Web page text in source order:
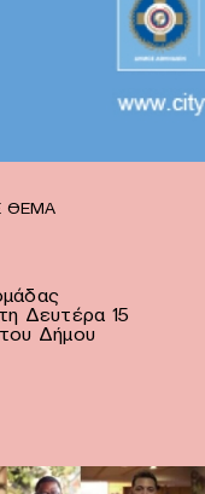
ΘΈΜΑ
Δευτέρα 15
Δήμου